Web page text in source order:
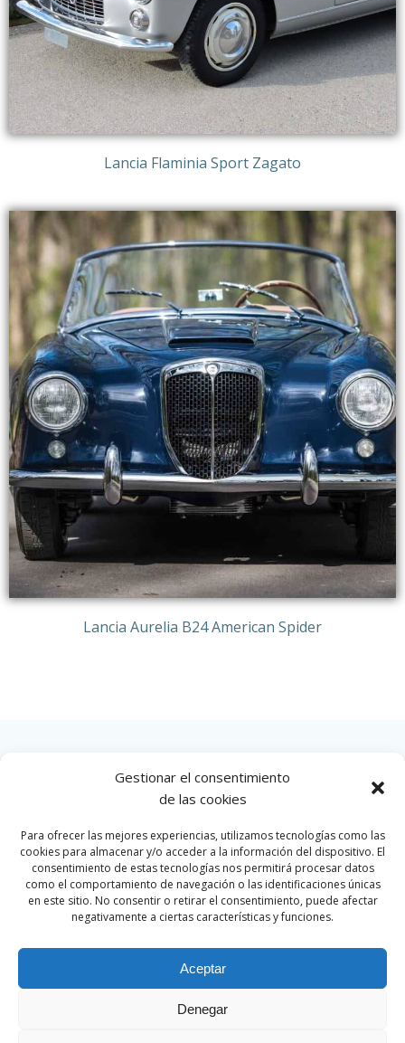
Gestionar el consentimiento
de las cookies
Para ofrecer las mejores experiencias, utilizamos tecnologías como las
cookies para almacenar y/o acceder a la información del dispositivo. El
consentimiento de estas tecnologías nos permitirá procesar datos
como el comportamiento de navegación o las identificaciones únicas
en este sitio. No consentir o retirar el consentimiento, puede afectar
negativamente a ciertas características y funciones.
Aceptar
Denegar
Lancia Flaminia Sport Zagato
Lancia Aurelia B24 American Spider
INICIO
© 2026 Par Motor Club. Created for free using